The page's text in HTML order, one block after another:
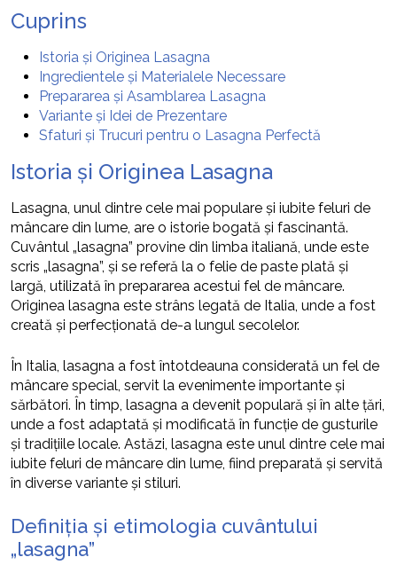
Cuprins
Istoria și Originea Lasagna
Ingredientele și Materialele Necessare
Prepararea și Asamblarea Lasagna
Variante și Idei de Prezentare
Sfaturi și Trucuri pentru o Lasagna Perfectă
Istoria și Originea Lasagna
Lasagna, unul dintre cele mai populare și iubite feluri de
mâncare din lume, are o istorie bogată și fascinantă.
Cuvântul „lasagna” provine din limba italiană, unde este
scris „lasagna”, și se referă la o felie de paste plată și
largă, utilizată în prepararea acestui fel de mâncare.
Originea lasagna este strâns legată de Italia, unde a fost
creată și perfecționată de-a lungul secolelor.
În Italia, lasagna a fost întotdeauna considerată un fel de
mâncare special, servit la evenimente importante și
sărbători. În timp, lasagna a devenit populară și în alte țări,
unde a fost adaptată și modificată în funcție de gusturile
și tradițiile locale. Astăzi, lasagna este unul dintre cele mai
iubite feluri de mâncare din lume, fiind preparată și servită
în diverse variante și stiluri.
Definiția și etimologia cuvântului
„lasagna”